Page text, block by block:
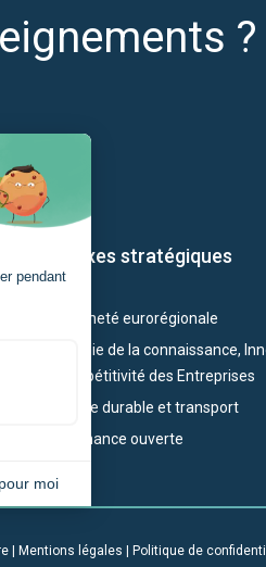
?
Nos axes stratégiques
Citoyenneté eurorégionale
Économie de la connaissance,
et Compétitivité des Entreprises
Territoire durable et transport
Gouvernance ouverte
| Mentions légales Politique de